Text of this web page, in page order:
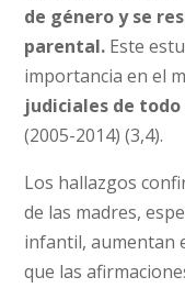
de género y se
parental. Este
importancia en el
judiciales de todo
(2005-2014) (3,4).
Los hallazgos
de las madres,
infantil, aumentan
que las